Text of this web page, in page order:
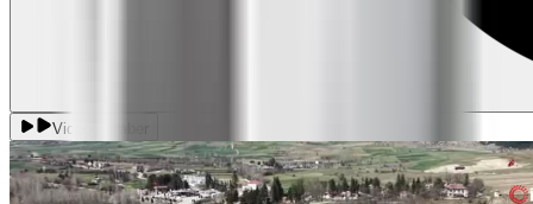
Videolu Haber